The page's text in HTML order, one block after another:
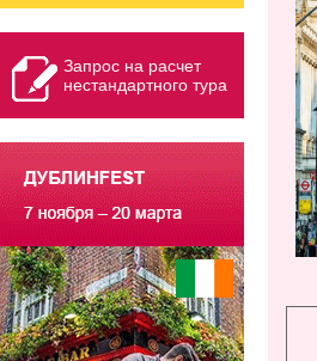
Запрос на расчет
нестандартного тура